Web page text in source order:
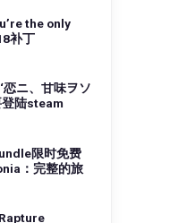
the only
补丁
恋ニ、甘味ヲソ
登陆steam
限时免费
：完整的旅